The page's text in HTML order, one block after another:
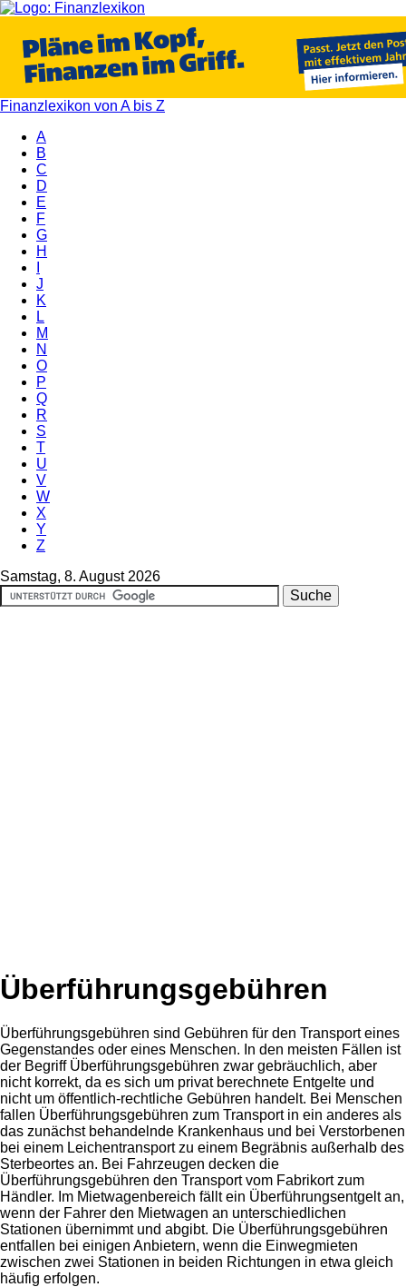
Finanzlexikon von A bis Z
A
B
C
D
E
F
G
H
J
K
L
M
N
O
P
Q
R
S
T
U
V
W
X
Y
Z
Samstag, 8. August 2026
Überführungsgebühren
Überführungsgebühren sind Gebühren für den Transport eines
Gegenstandes oder eines Menschen. In den meisten Fällen ist
der Begriff Überführungsgebühren zwar gebräuchlich, aber
nicht korrekt, da es sich um privat berechnete Entgelte und
nicht um öffentlich-rechtliche Gebühren handelt. Bei Menschen
fallen Überführungsgebühren zum Transport in ein anderes als
das zunächst behandelnde Krankenhaus und bei Verstorbenen
bei einem Leichentransport zu einem Begräbnis außerhalb des
Sterbeortes an. Bei Fahrzeugen decken die
Überführungsgebühren den Transport vom Fabrikort zum
Händler. Im Mietwagenbereich fällt ein Überführungsentgelt an,
wenn der Fahrer den Mietwagen an unterschiedlichen
Stationen übernimmt und abgibt. Die Überführungsgebühren
entfallen bei einigen Anbietern, wenn die Einwegmieten
zwischen zwei Stationen in beiden Richtungen in etwa gleich
häufig erfolgen.